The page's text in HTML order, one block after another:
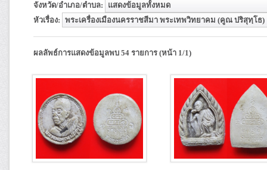
จังหวัด/อำเภอ/ตำบล:
หัวเรื่อง:
ผลลัพธ์การแสดงข้อมูลพบ 54 รายการ (หน้า 1/1)